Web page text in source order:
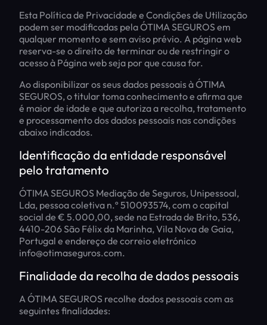
Esta Política de Privacidade e Condições de Utilização
podem ser modificadas pela ÓTIMA SEGUROS em
qualquer momento e sem aviso prévio. A página web
reserva-se o direito de terminar ou de restringir o
acesso à Página web seja por que causa for.
Ao disponibilizar os seus dados pessoais à ÓTIMA
SEGUROS, o titular toma conhecimento e afirma que
é maior de idade e que autoriza a recolha, tratamento
e processamento dos dados pessoais nas condições
abaixo indicados.
Identificação da entidade responsável
pelo tratamento
ÓTIMA SEGUROS Mediação de Seguros, Unipessoal,
Lda, pessoa coletiva n.º 510093574, com o capital
social de € 5.000,00, sede na Estrada de Brito, 536,
4410-206 São Félix da Marinha, Vila Nova de Gaia,
Portugal e endereço de correio eletrónico
info@otimaseguros.com.
Finalidade da recolha de dados pessoais
A ÓTIMA SEGUROS recolhe dados pessoais com as
seguintes finalidades: